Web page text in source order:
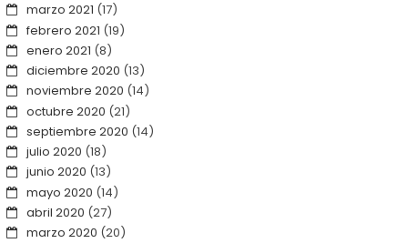
marzo 2021 (17)
febrero 2021 (19)
enero 2021 (8)
diciembre 2020 (13)
noviembre 2020 (14)
octubre 2020 (21)
septiembre 2020 (14)
julio 2020 (18)
junio 2020 (13)
mayo 2020 (14)
abril 2020 (27)
marzo 2020 (20)